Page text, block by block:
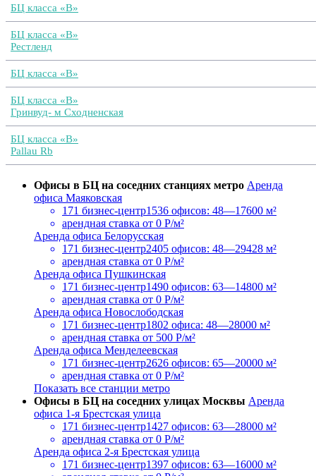
БЦ класса «B»
БЦ класса «B»
Рестленд
БЦ класса «B»
БЦ класса «B»
Гринвуд- м Сходненская
БЦ класса «B»
Pallau Rb
Офисы в БЦ на соседних станциях метро Аренда
офиса Маяковская
171 бизнес-центр1536 офисов: 48—17600 м²
арендная ставка от 0 Р/м²
Аренда офиса Белорусская
171 бизнес-центр2405 офисов: 48—29428 м²
арендная ставка от 0 Р/м²
Аренда офиса Пушкинская
171 бизнес-центр1490 офисов: 63—14800 м²
арендная ставка от 0 Р/м²
Аренда офиса Новослободская
171 бизнес-центр1802 офиса: 48—28000 м²
арендная ставка от 500 Р/м²
Аренда офиса Менделеевская
171 бизнес-центр2626 офисов: 65—20000 м²
арендная ставка от 0 Р/м²
Показать все станции метро
Офисы в БЦ на соседних улицах Москвы Аренда
офиса 1-я Брестская улица
171 бизнес-центр1427 офисов: 63—28000 м²
арендная ставка от 0 Р/м²
Аренда офиса 2-я Брестская улица
171 бизнес-центр1397 офисов: 63—16000 м²